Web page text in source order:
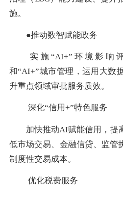
施。
●推动数智赋能政务
实施“AI+”环境影响评
和“AI+”城市管理，运用大数
升重点领域审批服务质效。
深化“信用+”特色服务
加快推动AI赋能信用，提
低市场交易、金融信贷、监管
制度性交易成本。
优化税费服务